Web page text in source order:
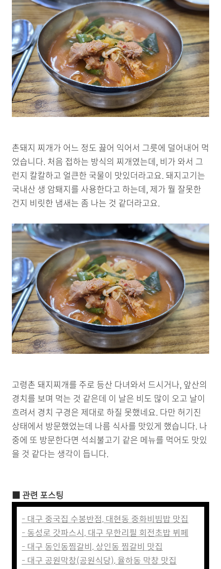
촌돼지 찌개가 어느 정도 끓어 익어서 그릇에 덜어내어 먹
었습니다. 처음 접하는 방식의 찌개였는데, 비가 와서 그
런지 칼칼하고 얼큰한 국물이 맛있더라고요. 돼지고기는
국내산 생 암퇘지를 사용한다고 하는데, 제가 뭘 잘못한
건지 비릿한 냄새는 좀 나는 것 같더라고요.
고령촌 돼지찌개를 주로 등산 다녀와서 드시거나, 앞산의
경치를 보며 먹는 것 같은데 이 날은 비도 많이 오고 날이
흐려서 경치 구경은 제대로 하질 못했네요. 다만 허기진
상태에서 방문했었는데 나름 식사를 맛있게 했습니다. 나
중에 또 방문한다면 석쇠불고기 같은 메뉴를 먹어도 맛있
을 것 같다는 생각이 듭니다.
■ 관련 포스팅
- 대구 중국집 수봉반점, 대현동 중화비빔밥 맛집
- 동성로 갓파스시, 대구 무한리필 회전초밥 뷔페
- 대구 동인동찜갈비, 상인동 찜갈비 맛집
- 대구 공원막창(공원식당), 율하동 막창 맛집